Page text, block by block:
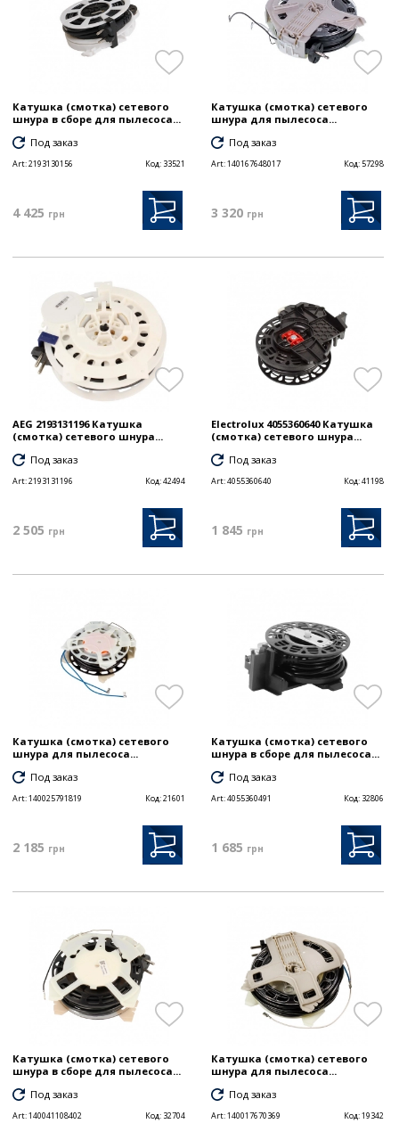
Катушка (смотка) сетевого
шнура в сборе для пылесоса...
Под заказ
Art:2193130156 Код: 33521
4 425 грн
Катушка (смотка) сетевого
шнура для пылесоса...
Под заказ
Art:140167648017 Код:57298
3 320 грн
AEG 2193131196 Катушка
(смотка) сетевого шнура...
Под заказ
Art:2193131196 Код:42494
2 505 грн
Electrolux 4055360640 Катушка
(смотка) сетевого шнура...
Под заказ
Art:4055360640 Код:41198
1 845 грн
Катушка (смотка) сетевого
шнура для пылесоса...
Под заказ
Art:140025791819 Код:21601
2 185 грн
Катушка (смотка) сетевого
шнура в сборе для пылесоса...
Под заказ
Art:4055360491 Код: 32806
1 685 грн
Катушка (смотка) сетевого
шнура в сборе для пылесоса...
Под заказ
Art:140041108402 Код: 32704
Катушка (смотка) сетевого
шнура для пылесоса...
Под заказ
Art:140017670369 Код:19342